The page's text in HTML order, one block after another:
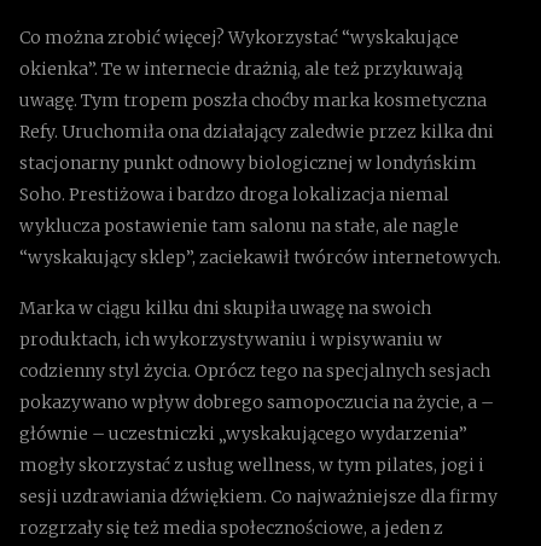
Co można zrobić więcej? Wykorzystać “wyskakujące
okienka”. Te w internecie drażnią, ale też przykuwają
uwagę. Tym tropem poszła choćby marka kosmetyczna
Refy. Uruchomiła ona działający zaledwie przez kilka dni
stacjonarny punkt odnowy biologicznej w londyńskim
Soho. Prestiżowa i bardzo droga lokalizacja niemal
wyklucza postawienie tam salonu na stałe, ale nagle
“wyskakujący sklep”, zaciekawił twórców internetowych.
Marka w ciągu kilku dni skupiła uwagę na swoich
produktach, ich wykorzystywaniu i wpisywaniu w
codzienny styl życia. Oprócz tego na specjalnych sesjach
pokazywano wpływ dobrego samopoczucia na życie, a –
głównie – uczestniczki „wyskakującego wydarzenia”
mogły skorzystać z usług wellness, w tym pilates, jogi i
sesji uzdrawiania dźwiękiem. Co najważniejsze dla firmy
rozgrzały się też media społecznościowe, a jeden z